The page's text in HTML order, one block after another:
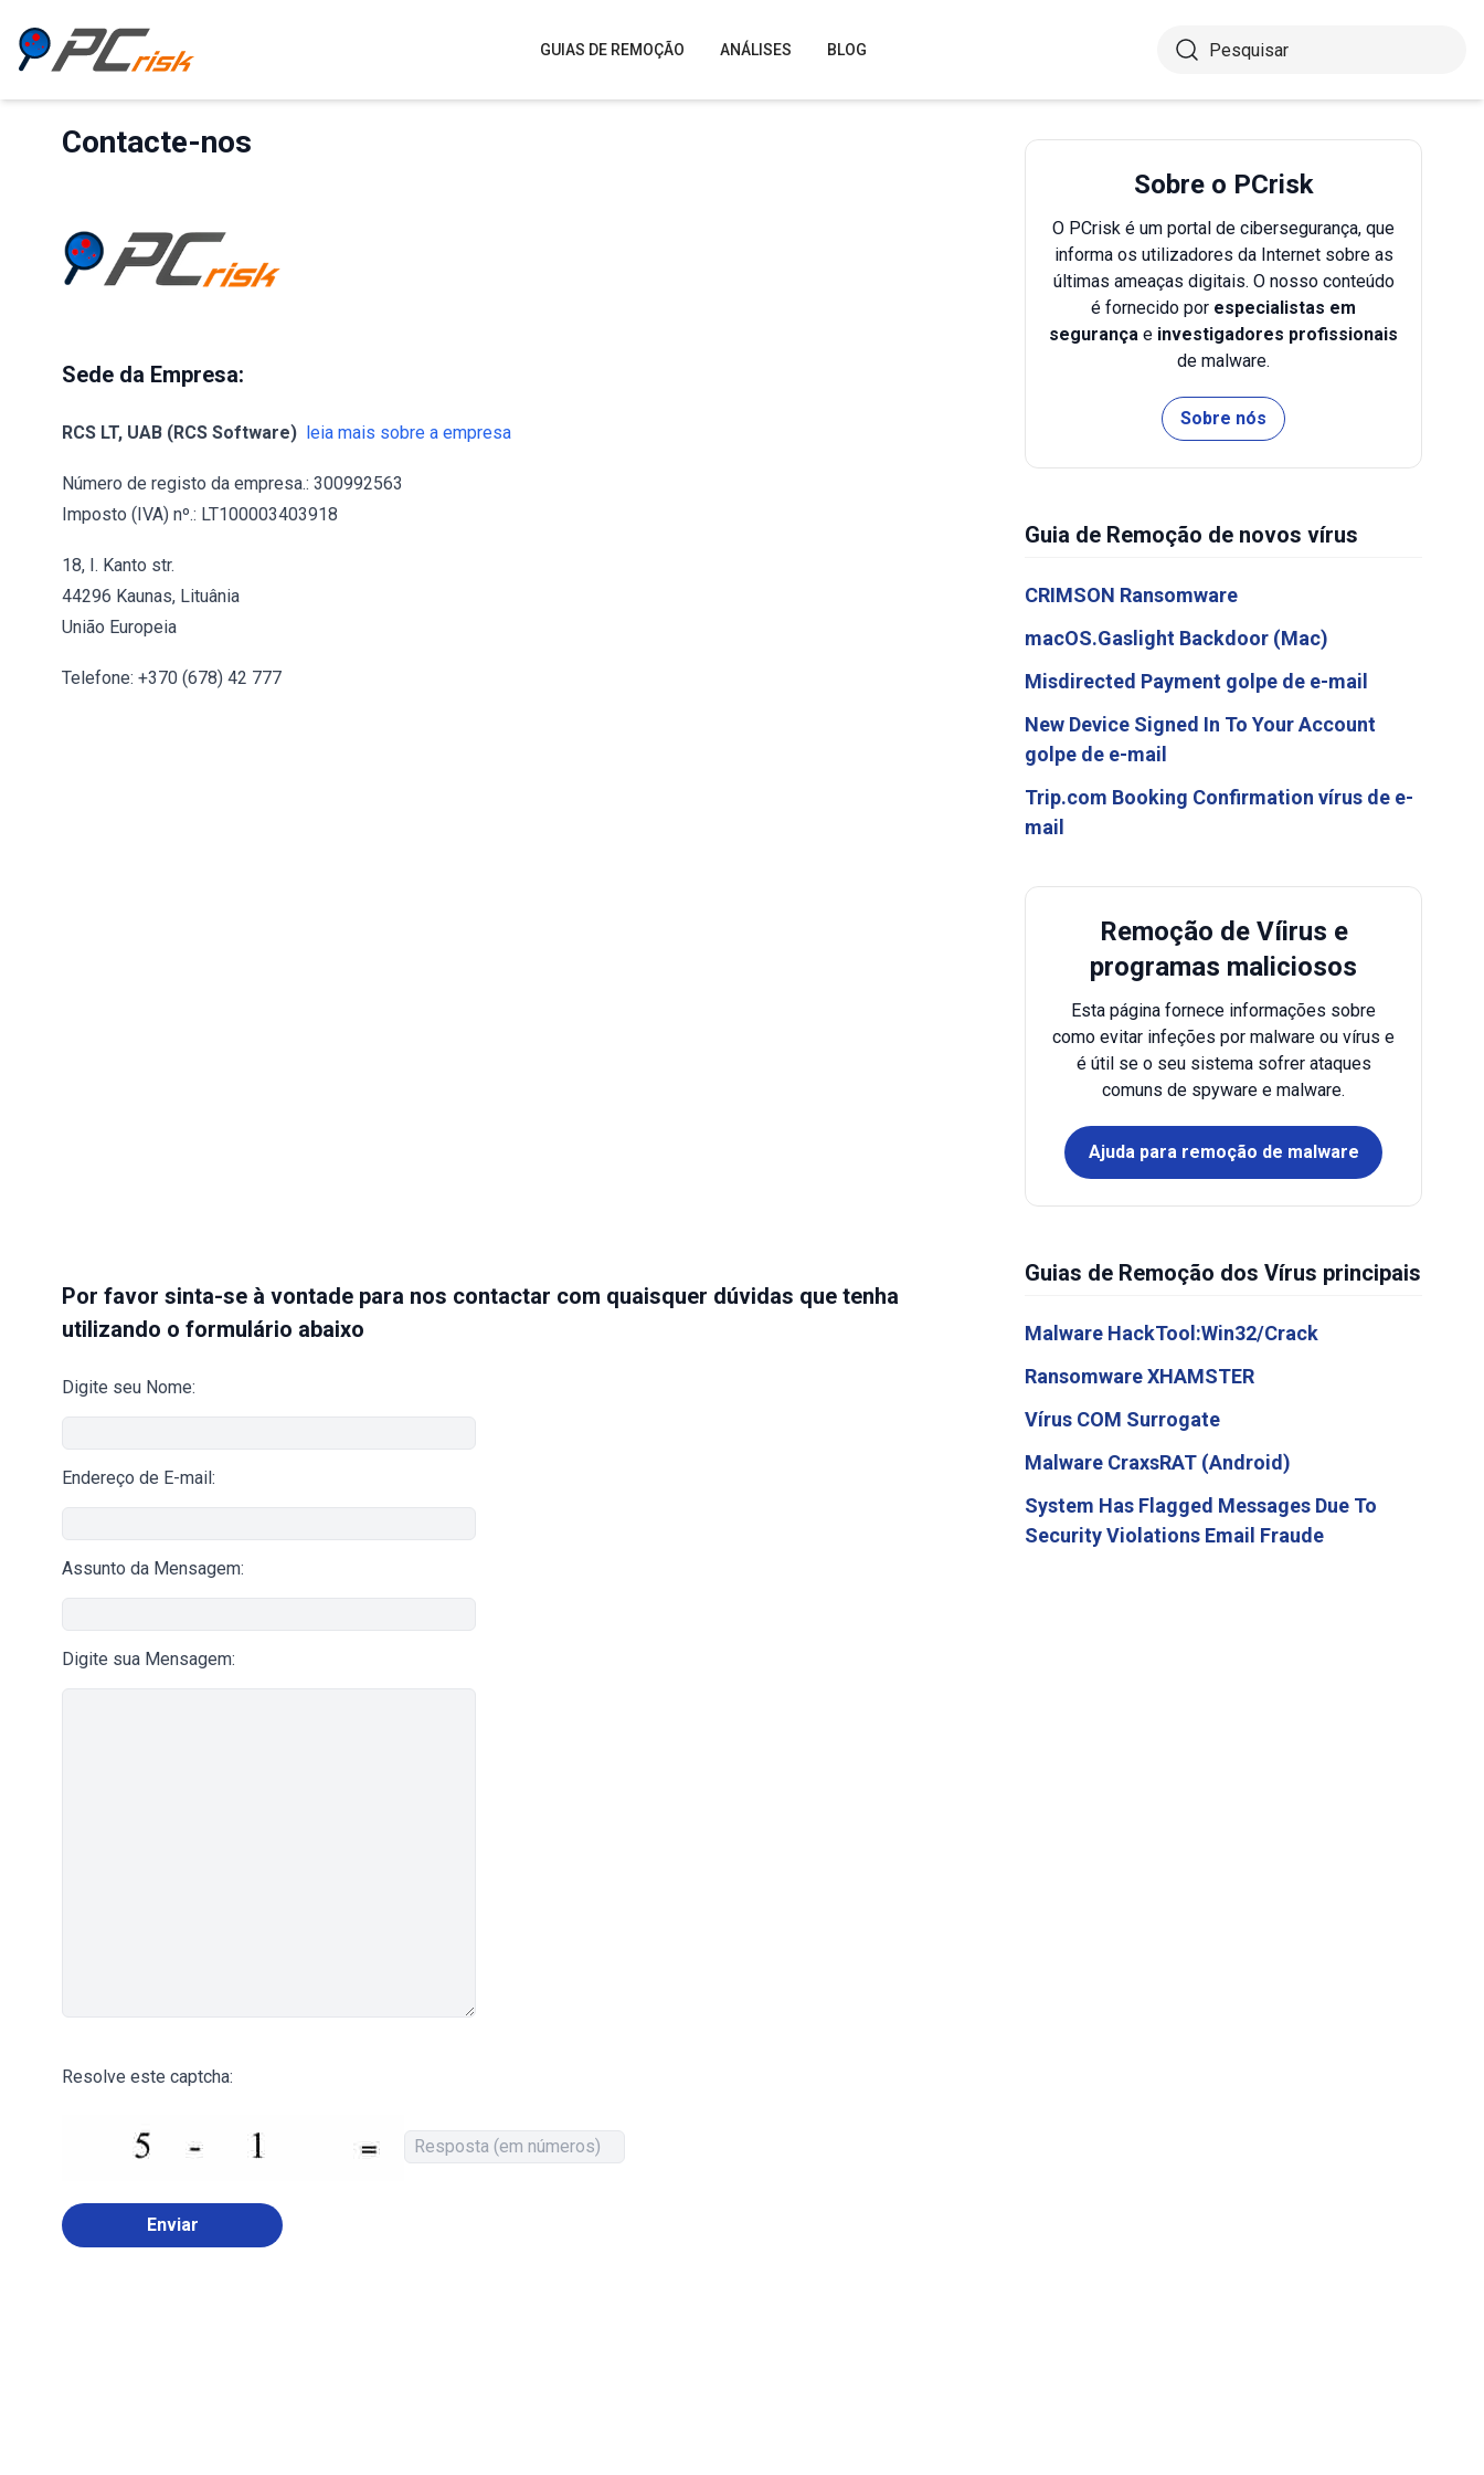
GUIAS DE REMOÇÃO ANÁLISES BLOG
Contacte-nos
Sede da Empresa:
RCS LT, UAB (RCS Software) leia mais sobre a empresa
Número de registo da empresa.: 300992563
Imposto (IVA) nº.: LT100003403918
18, I. Kanto str.
44296 Kaunas, Lituânia
União Europeia
Telefone: +370 (678) 42 777
Por favor sinta-se à vontade para nos contactar com quaisquer dúvidas que tenha
utilizando o formulário abaixo
Digite seu Nome:
Endereço de E-mail:
Assunto da Mensagem:
Digite sua Mensagem:
Resolve este captcha:
Enviar
Sobre o PCrisk
O PCrisk é um portal de cibersegurança, que
informa os utilizadores da Internet sobre as
últimas ameaças digitais. O nosso conteúdo
é fornecido por especialistas em
segurança e investigadores profissionais
de malware.
Sobre nós
Guia de Remoção de novos vírus
CRIMSON Ransomware
macOS.Gaslight Backdoor (Mac)
Misdirected Payment golpe de e-mail
New Device Signed In To Your Account
golpe de e-mail
Trip.com Booking Confirmation vírus de e-
mail
Remoção de Víirus e
programas maliciosos
Esta página fornece informações sobre
como evitar infeções por malware ou vírus e
é útil se o seu sistema sofrer ataques
comuns de spyware e malware.
Ajuda para remoção de malware
Guias de Remoção dos Vírus principais
Malware HackTool:Win32/Crack
Ransomware XHAMSTER
Vírus COM Surrogate
Malware CraxsRAT (Android)
System Has Flagged Messages Due To
Security Violations Email Fraude